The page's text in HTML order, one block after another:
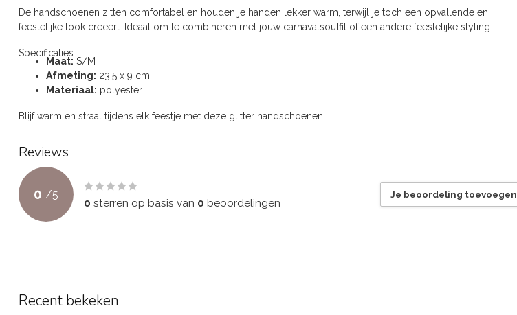
De handschoenen zitten comfortabel en houden je handen lekker warm, terwijl je toch een opvallende en
feestelijke look creëert. Ideaal om te combineren met jouw carnavalsoutfit of een andere feestelijke styling.
Specificaties
Maat: S/M
Afmeting: 23,5 x 9 cm
Materiaal: polyester
Blijf warm en straal tijdens elk feestje met deze glitter handschoenen.
Reviews
0 /5
0 sterren op basis van 0 beoordelingen
Je beoordeling toevoegen
Recent bekeken